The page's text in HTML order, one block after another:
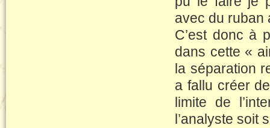
avec du ruban
C’est donc à
dans cette «
la séparation
a fallu créer
limite de
l’analyste soit